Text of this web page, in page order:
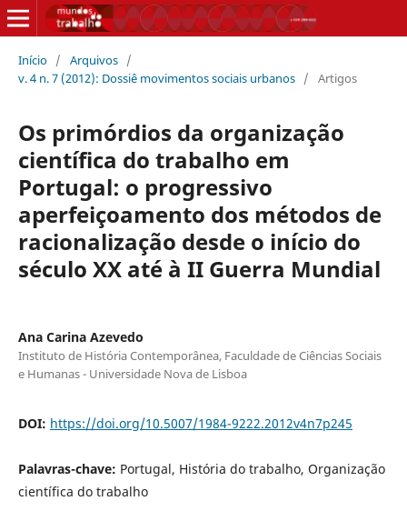
Início / Arquivos /
v. 4 n. 7 (2012): Dossiê movimentos sociais urbanos / Artigos
Os primórdios da organização
científica do trabalho em
Portugal: o progressivo
aperfeiçoamento dos métodos de
racionalização desde o início do
século XX até à II Guerra Mundial
Ana Carina Azevedo
Instituto de História Contemporânea, Faculdade de Ciências Sociais
e Humanas - Universidade Nova de Lisboa
DOI: https://doi.org/10.5007/1984-9222.2012v4n7p245
Palavras-chave: Portugal, História do trabalho, Organização
científica do trabalho